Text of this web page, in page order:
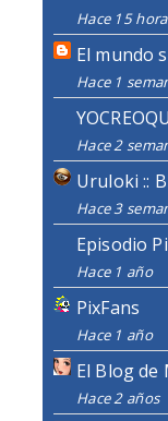
Hace 15
El mundo
Hace 1
Hace 2
Uruloki ::
Hace 3
Episodio
Hace 1 año
PixFans
Hace 1 año
El Blog de
Hace 2 años